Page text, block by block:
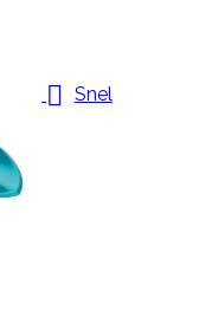
 Snel